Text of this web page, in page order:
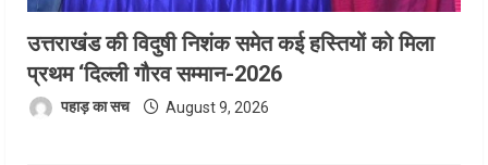
उत्तराखंड की विदुषी निशंक समेत कई हस्तियों को मिला
प्रथम ‘दिल्ली गौरव सम्मान-2026
पहाड़ का सच August 9, 2026